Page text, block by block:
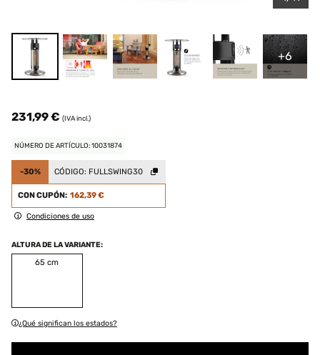
+6
231,99 € (IVA incl.)
NÚMERO DE ARTÍCULO: 10031874
-30% CÓDIGO: FULLSWING30
CON CUPÓN: 162,39 €
Condiciones de uso
ALTURA DE LA VARIANTE:
65 cm
¿Qué significan los estados?